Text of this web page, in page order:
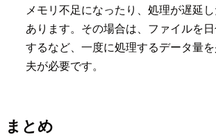
メモリ不足になったり、処理が遅延
あります。その場合は、ファイルを
するなど、一度に処理するデータ量
夫が必要です。
まとめ